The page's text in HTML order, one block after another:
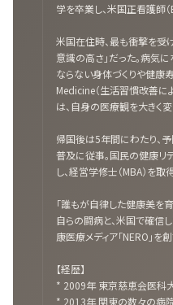
学を卒業し、米国正看護師（
米国在住時、最も衝撃を受
意識の高さ」だった。病気
ならない身体づくりや健康
Medicine（生活習慣改善に
は、自身の医療観を大きく
帰国後は5年間にわたり、
普及に従事。国民の健康
し、経営学修士（MBA）を取
「誰もが自律した健康美を
自らの闘病と、米国で確信
康医療メディア「NERO」を創
【経歴】
* 2009年 東京慈恵会医科
* 2013年 関東の数々の病